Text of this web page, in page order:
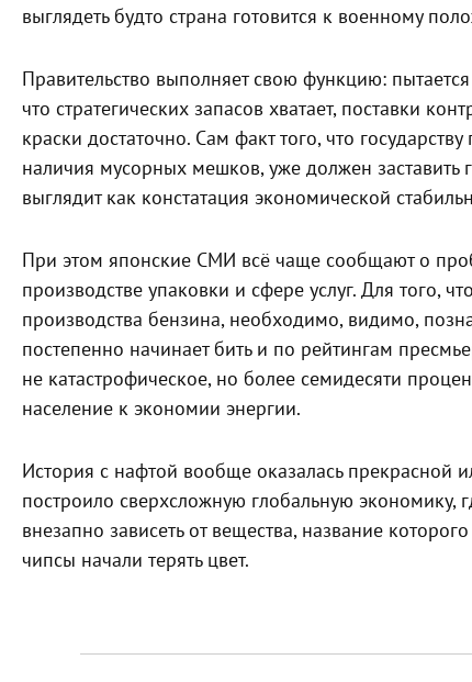
выглядеть будто страна готовится к военному
Правительство выполняет свою функцию:
что стратегических запасов хватает, поставки
краски достаточно. Сам факт того, что
наличия мусорных мешков, уже должен заставить
выглядит как констатация экономической
При этом японские СМИ всё чаще сообщают о
производстве упаковки и сфере услуг. Для того,
производства бензина, необходимо, видимо,
постепенно начинает бить и по рейтингам
не катастрофическое, но более семидесяти
население к экономии энергии.
История с нафтой вообще оказалась прекрасной
построило сверхсложную глобальную
внезапно зависеть от вещества, название
чипсы начали терять цвет.